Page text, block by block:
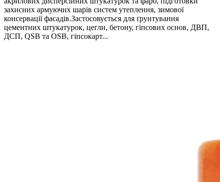
захисних армуючих шарів систем утеплення, зимової
консервації фасадів.Застосовується для ґрунтування
цементних штукатурок, цегли, бетону, гіпсових основ, ДВП,
ДСП, QSB та OSB, гіпсокарт...